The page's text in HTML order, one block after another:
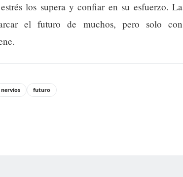
los supera y confiar en su esfuerzo. La
el futuro de muchos, pero solo con
nervios futuro